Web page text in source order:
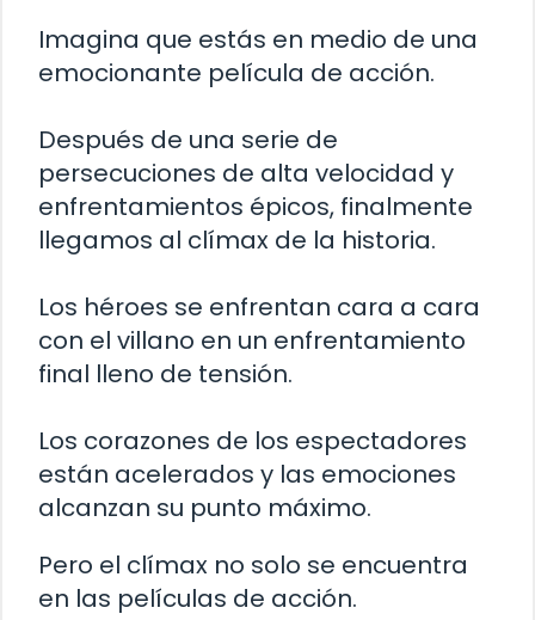
Imagina que estás en medio de una
emocionante película de acción.
Después de una serie de
persecuciones de alta velocidad y
enfrentamientos épicos, finalmente
llegamos al clímax de la historia.
Los héroes se enfrentan cara a cara
con el villano en un enfrentamiento
final lleno de tensión.
Los corazones de los espectadores
están acelerados y las emociones
alcanzan su punto máximo.
Pero el clímax no solo se encuentra
en las películas de acción.